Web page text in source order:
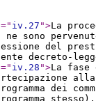
=" iv.27 ">La
sono
del
decreto-
=" iv.28 ">La fase
dei